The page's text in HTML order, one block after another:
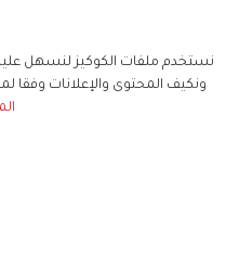
نستخدم ملفات الكوكيز لنسهل
ونكيف المحتوى والإعلانات وفقا